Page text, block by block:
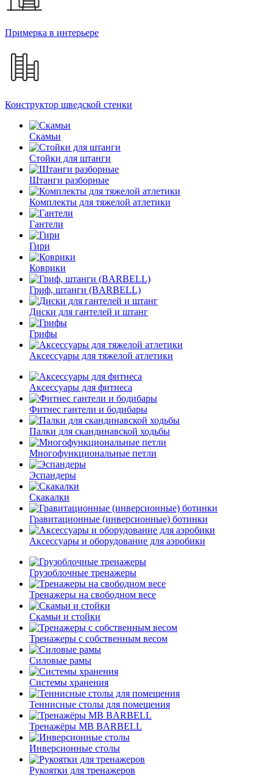
Примерка в интерьере
Конструктор шведской стенки
Скамьи
Стойки для штанги
Штанги разборные
Комплекты для тяжелой атлетики
Гантели
Гири
Коврики
Гриф, штанги (BARBELL)
Диски для гантелей и штанг
Грифы
Аксессуары для тяжелой атлетики
Аксессуары для фитнеса
Фитнес гантели и бодибары
Палки для скандинавской ходьбы
Многофункциональные петли
Эспандеры
Скакалки
Гравитационные (инверсионные) ботинки
Аксессуары и оборудование для аэробики
Грузоблочные тренажеры
Тренажеры на свободном весе
Скамьи и стойки
Тренажеры с собственным весом
Силовые рамы
Системы хранения
Теннисные столы для помещения
Тренажёры MB BARBELL
Инверсионные столы
Рукоятки для тренажеров